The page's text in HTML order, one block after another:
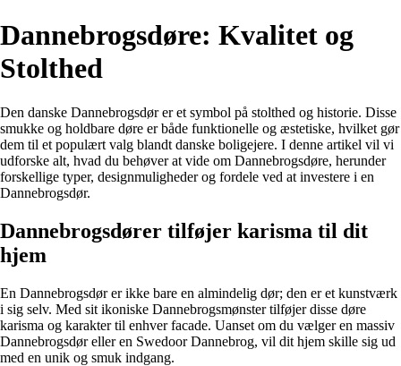
Dannebrogsdøre: Kvalitet og
Stolthed
Den danske Dannebrogsdør er et symbol på stolthed og historie. Disse
smukke og holdbare døre er både funktionelle og æstetiske, hvilket gør
dem til et populært valg blandt danske boligejere. I denne artikel vil vi
udforske alt, hvad du behøver at vide om Dannebrogsdøre, herunder
forskellige typer, designmuligheder og fordele ved at investere i en
Dannebrogsdør.
Dannebrogsdører tilføjer karisma til dit
hjem
En Dannebrogsdør er ikke bare en almindelig dør; den er et kunstværk
i sig selv. Med sit ikoniske Dannebrogsmønster tilføjer disse døre
karisma og karakter til enhver facade. Uanset om du vælger en massiv
Dannebrogsdør eller en Swedoor Dannebrog, vil dit hjem skille sig ud
med en unik og smuk indgang.